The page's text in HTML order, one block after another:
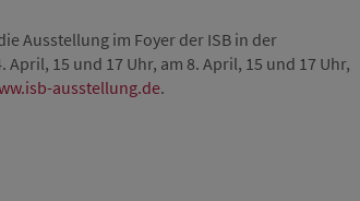
Ausstellung im Foyer der ISB in der
15 und 17 Uhr, am 8. April, 15 und 17 Uhr,
ausstellung.de.